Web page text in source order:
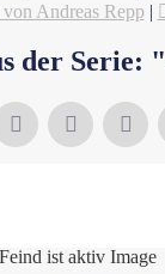
Andreas Repp |
der Serie: "